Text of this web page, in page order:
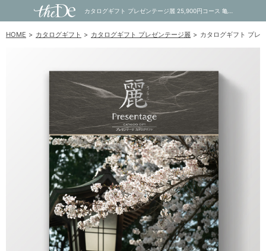
HOME カタログギフト カタログギフト プレゼンテージ麗 カタログギフト プレ